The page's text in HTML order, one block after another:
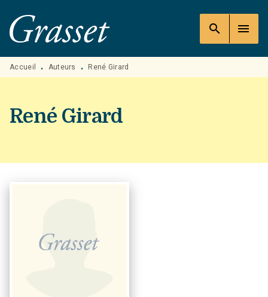
MENU RECHERCHE
PIED DE PAGE
search menu
Accueil • Auteurs • René Girard
René Girard